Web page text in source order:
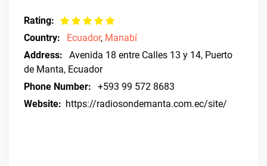
Rating:
Country:
Ecuador, Manabí
Address:
Avenida 18 entre Calles 13 y 14, Puerto
de Manta, Ecuador
Phone Number:
+593 99 572 8683
Website: https://radiosondemanta.com.ec/site/